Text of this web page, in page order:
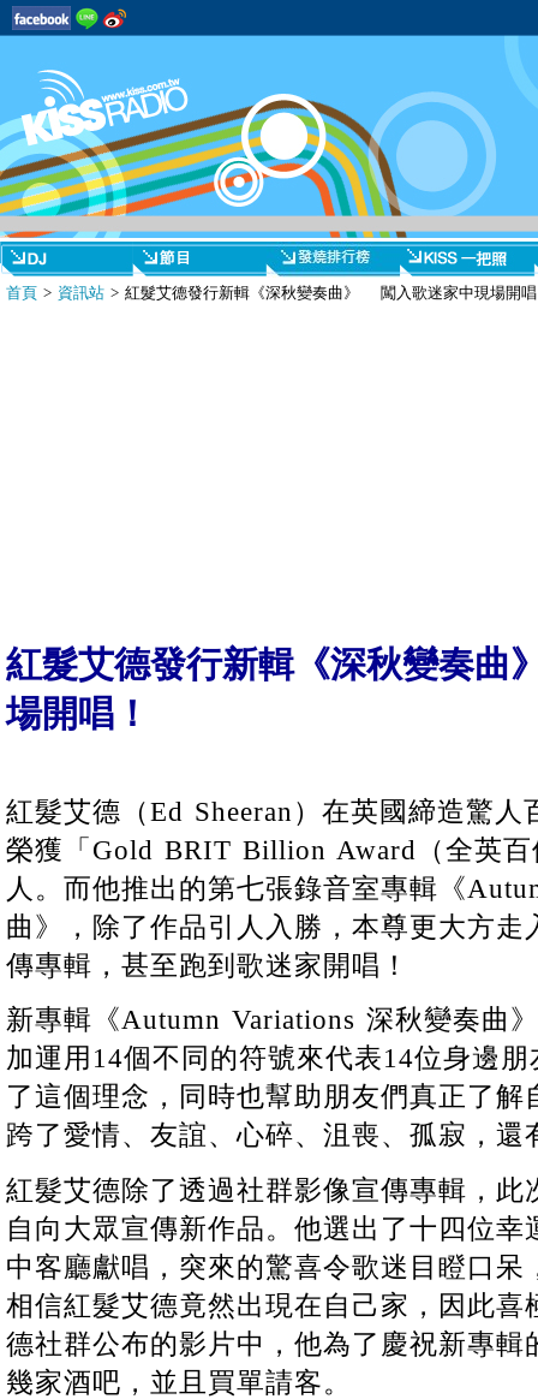
首頁 > 資訊站 > 紅髮艾德發行新輯《深秋變奏曲》 闖入歌迷家中現場開
紅髮艾德發行新輯《深秋變奏
場開唱！
紅髮艾德（Ed Sheeran）在英國締造驚
榮獲「Gold BRIT Billion Award（全英
人。而他推出的第七張錄音室專輯《
曲》，除了作品引人入勝，本尊更大方
傳專輯，甚至跑到歌迷家開唱！
新專輯《Autumn Variations 深秋變奏曲
加運用14個不同的符號來代表14位身邊
了這個理念，同時也幫助朋友們真正了
跨了愛情、友誼、心碎、沮喪、孤寂，還
紅髮艾德除了透過社群影像宣傳專輯，此
自向大眾宣傳新作品。他選出了十四位
中客廳獻唱，突來的驚喜令歌迷目瞪口
相信紅髮艾德竟然出現在自己家，因此喜
德社群公布的影片中，他為了慶祝新專輯
幾家酒吧，並且買單請客。